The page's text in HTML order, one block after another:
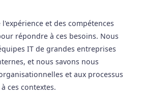
et des compétences
répondre à ces besoins. Nous
IT de grandes entreprises
et nous savons nous
et aux processus
ces contextes.